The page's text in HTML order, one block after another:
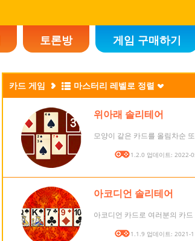
토론방 게임 구매하기
카드 게임 마스터리 레벨로 정렬
위아래 솔리테어
모양이 같은 카드를 올림차순
버전: 1.2.0 업데이트: 2022-
아코디언 솔리테어
아코디언 카드로 여러분의 카
버전: 1.1.9 업데이트: 2021-